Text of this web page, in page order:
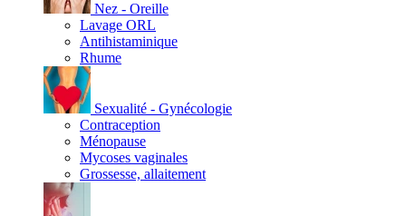
Nez - Oreille
Lavage ORL
Antihistaminique
Rhume
Sexualité - Gynécologie
Contraception
Ménopause
Mycoses vaginales
Grossesse, allaitement